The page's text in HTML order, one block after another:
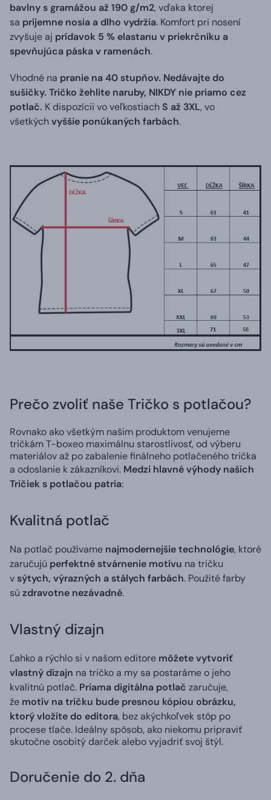
bavlny s gramážou až 190 g/m2, vďaka ktorej
sa príjemne nosia a dlho vydržia. Komfort pri nosení
zvyšuje aj prídavok 5 % elastanu v priekrčníku a
spevňujúca páska v ramenách.
Vhodné na pranie na 40 stupňov. Nedávajte do
sušičky. Tričko žehlite naruby, NIKDY nie priamo cez
potlač. K dispozícii vo veľkostiach S až 3XL, vo
všetkýchvyššie ponúkaných farbách.
Prečo zvoliť naše Tričko s potlačou?
Rovnako ako všetkým našim produktom venujeme
tričkám T-boxeo maximálnu starostlivosť, od výberu
materiálov až po zabalenie finálneho potlačeného trička
a odoslanie k zákazníkovi. Medzi hlavné výhody našich
Tričiek s potlačou patria:
Kvalitná potlač
Na potlač používame najmodernejšie technológie, ktoré
zaručujú perfektné stvárnenie motívu na tričku
v sýtych, výrazných a stálych farbách. Použité farby
sú zdravotne nezávadné.
Vlastný dizajn
Ľahko a rýchlo si v našom editore môžete vytvoriť
vlastný dizajn na tričko a my sa postaráme o jeho
kvalitnú potlač. Priama digitálna potlač zaručuje,
že motív na tričku bude presnou kópiou obrázku,
ktorý vložíte do editora, bez akýchkoľvek stôp po
procese tlače. Ideálny spôsob, ako niekomu pripraviť
skutočne osobitý darček alebo vyjadriť svoj štýl.
Doručenie do 2. dňa